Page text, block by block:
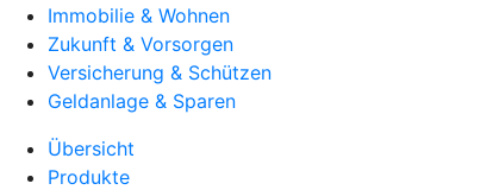
Immobilie & Wohnen
Zukunft & Vorsorgen
Versicherung & Schützen
Geldanlage & Sparen
Übersicht
Produkte